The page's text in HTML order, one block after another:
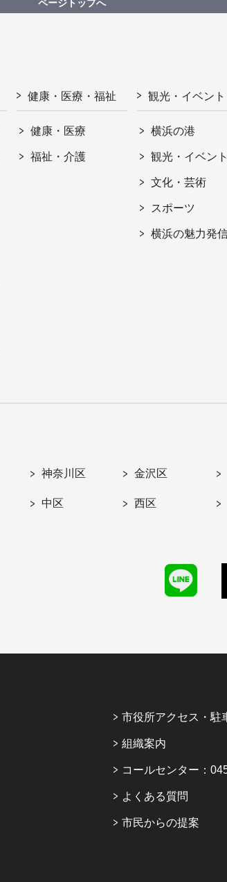
ページトップへ
健康・医療・福祉
健康・医療
福祉・介護
観光・イベント
横浜の港
観光・イベン
文化・芸術
スポーツ
横浜の魅力発
神奈川区 金沢区
中区 西区
市役所アクセス・駐
組織案内
コールセンター：
よくある質問
市民からの提案